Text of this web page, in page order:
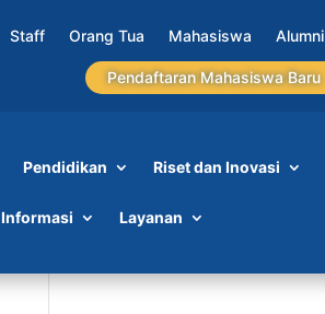
Staff Orang Tua Mahasiswa Alumni
Pendaftaran Mahasiswa Baru
Pendidikan Riset dan Inovasi
Informasi Layanan